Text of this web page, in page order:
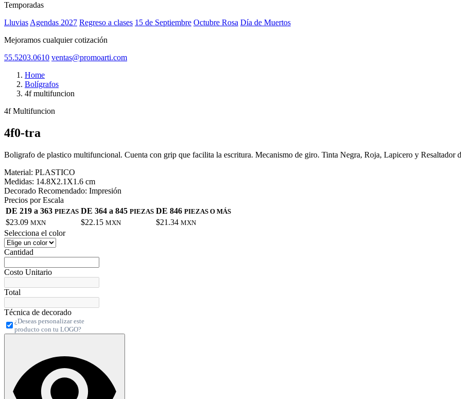
Temporadas
Lluvias Agendas 2027 Regreso a clases 15 de Septiembre Octubre Rosa Día de Muertos
Mejoramos cualquier cotización
55.5203.0610 ventas@promoarti.com
Home
Bolígrafos
4f multifuncion
4f Multifuncion
4f0-tra
Boligrafo de plastico multifuncional. Cuenta con grip que facilita la escritura. Mecanismo de giro. Tinta Negra, Roja, Lapicero y Resaltador
Material: PLASTICO
Medidas: 14.8X2.1X1.6 cm
Decorado Recomendado: Impresión
Precios por Escala
DE 219 a 363 PIEZAS DE 364 a 845 PIEZAS DE 846 PIEZAS O MÁS
$23.09 MXN $22.15 MXN $21.34 MXN
Selecciona el color
Cantidad
Costo Unitario
Total
Técnica de decorado
¿Deseas personalizar este
producto con tu LOGO?